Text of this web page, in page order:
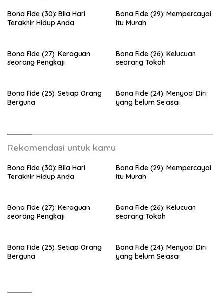
Bona Fide (30): Bila Hari
Terakhir Hidup Anda
Bona Fide (29): Mempercayai
itu Murah
Bona Fide (27): Keraguan
seorang Pengkaji
Bona Fide (26): Kelucuan
seorang Tokoh
Bona Fide (25): Setiap Orang
Berguna
Bona Fide (24): Menyoal Diri
yang belum Selasai
Rekomendasi untuk kamu
Bona Fide (30): Bila Hari
Terakhir Hidup Anda
Bona Fide (29): Mempercayai
itu Murah
Bona Fide (27): Keraguan
seorang Pengkaji
Bona Fide (26): Kelucuan
seorang Tokoh
Bona Fide (25): Setiap Orang
Berguna
Bona Fide (24): Menyoal Diri
yang belum Selasai